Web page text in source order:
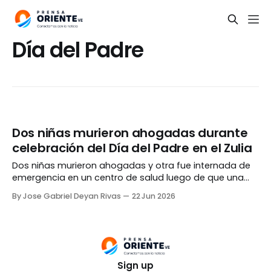
Día del Padre
Dos niñas murieron ahogadas durante
celebración del Día del Padre en el Zulia
Dos niñas murieron ahogadas y otra fue internada de
emergencia en un centro de salud luego de que una
Timoteo, municipio Baralt del estado Zulia, durante un
By Jose Gabriel Deyan Rivas 22 Jun 2026
Sign up